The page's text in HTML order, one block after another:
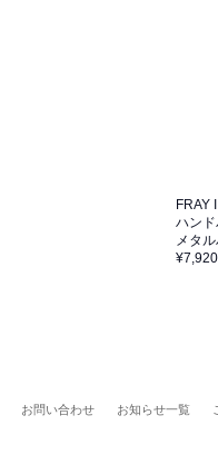
FRAY
ハン
メタ
¥7,920
お問い合わせ お知らせ一覧